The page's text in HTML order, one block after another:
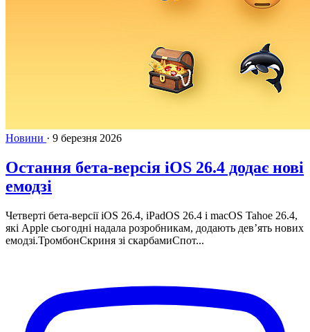
Новини · 9 березня 2026
Остання бета-версія iOS 26.4 додає нові
емодзі
Четверті бета-версії iOS 26.4, iPadOS 26.4 і macOS Tahoe 26.4,
які Apple сьогодні надала розробникам, додають дев’ять нових
емодзі.ТромбонСкриня зі скарбамиСпот...